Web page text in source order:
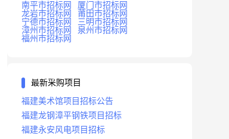
南平市招标网
厦门市招标网
龙岩市招标网
莆田市招标网
宁德市招标网
三明市招标网
漳州市招标网
泉州市招标网
福州市招标网
最新采购项目
福建美术馆项目招标公告
福建龙钢漳平钢铁项目招标
福建永安风电项目招标